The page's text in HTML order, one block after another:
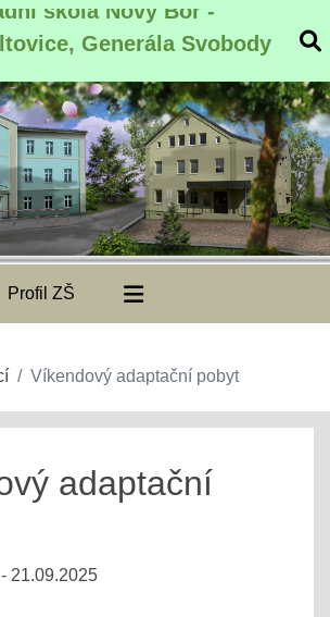
škola Nový Bor -
Generála Svobody
Profil ZŠ
Víkendový adaptační pobyt
adaptační
21.09.2025